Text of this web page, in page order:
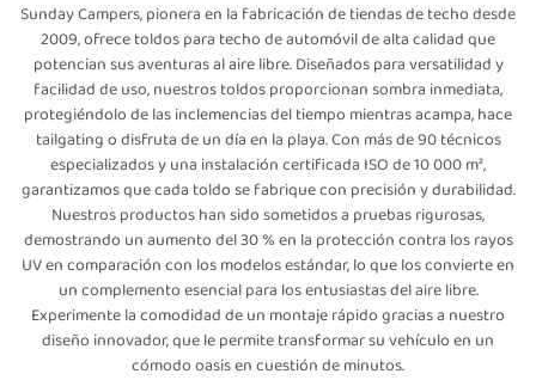
Sunday Campers, pionera en la fabricación de tiendas de techo desde
2009, ofrece toldos para techo de automóvil de alta calidad que
potencian sus aventuras al aire libre. Diseñados para versatilidad y
facilidad de uso, nuestros toldos proporcionan sombra inmediata,
protegiéndolo de las inclemencias del tiempo mientras acampa, hace
tailgating o disfruta de un día en la playa. Con más de 90 técnicos
especializados y una instalación certificada ISO de 10 000 m²,
garantizamos que cada toldo se fabrique con precisión y durabilidad.
Nuestros productos han sido sometidos a pruebas rigurosas,
demostrando un aumento del 30 % en la protección contra los rayos
UV en comparación con los modelos estándar, lo que los convierte en
un complemento esencial para los entusiastas del aire libre.
Experimente la comodidad de un montaje rápido gracias a nuestro
diseño innovador, que le permite transformar su vehículo en un
cómodo oasis en cuestión de minutos.